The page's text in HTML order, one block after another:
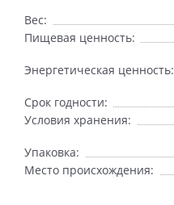
Вес:
Пищевая ценность:
Энергетическая ценность:
Срок годности:
Условия хранения:
Упаковка:
Место происхождения: